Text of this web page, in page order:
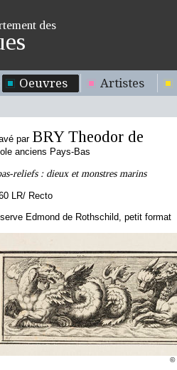
des
Oeuvres Artistes
par BRY Theodor de
anciens Pays-Bas
reliefs : dieux et monstres marins
LR/ Recto
Edmond de Rothschild, petit format
©